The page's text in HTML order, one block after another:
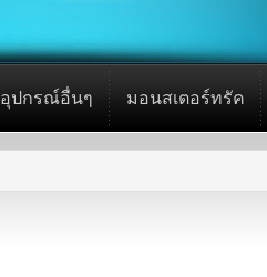
อุปกรณ์อื่นๆ มอนสเตอร์ทรัค